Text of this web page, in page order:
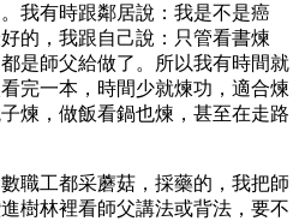
我有時跟鄰居說：我是不是癌
的，我跟自己說：只管看書煉
是師父給做了。所以我有時間就
完一本，時間少就煉功，適合煉
煉，做飯看鍋也煉，甚至在走路
職工都采蘑菇，採藥的，我把師
樹林裡看師父講法或背法，要不